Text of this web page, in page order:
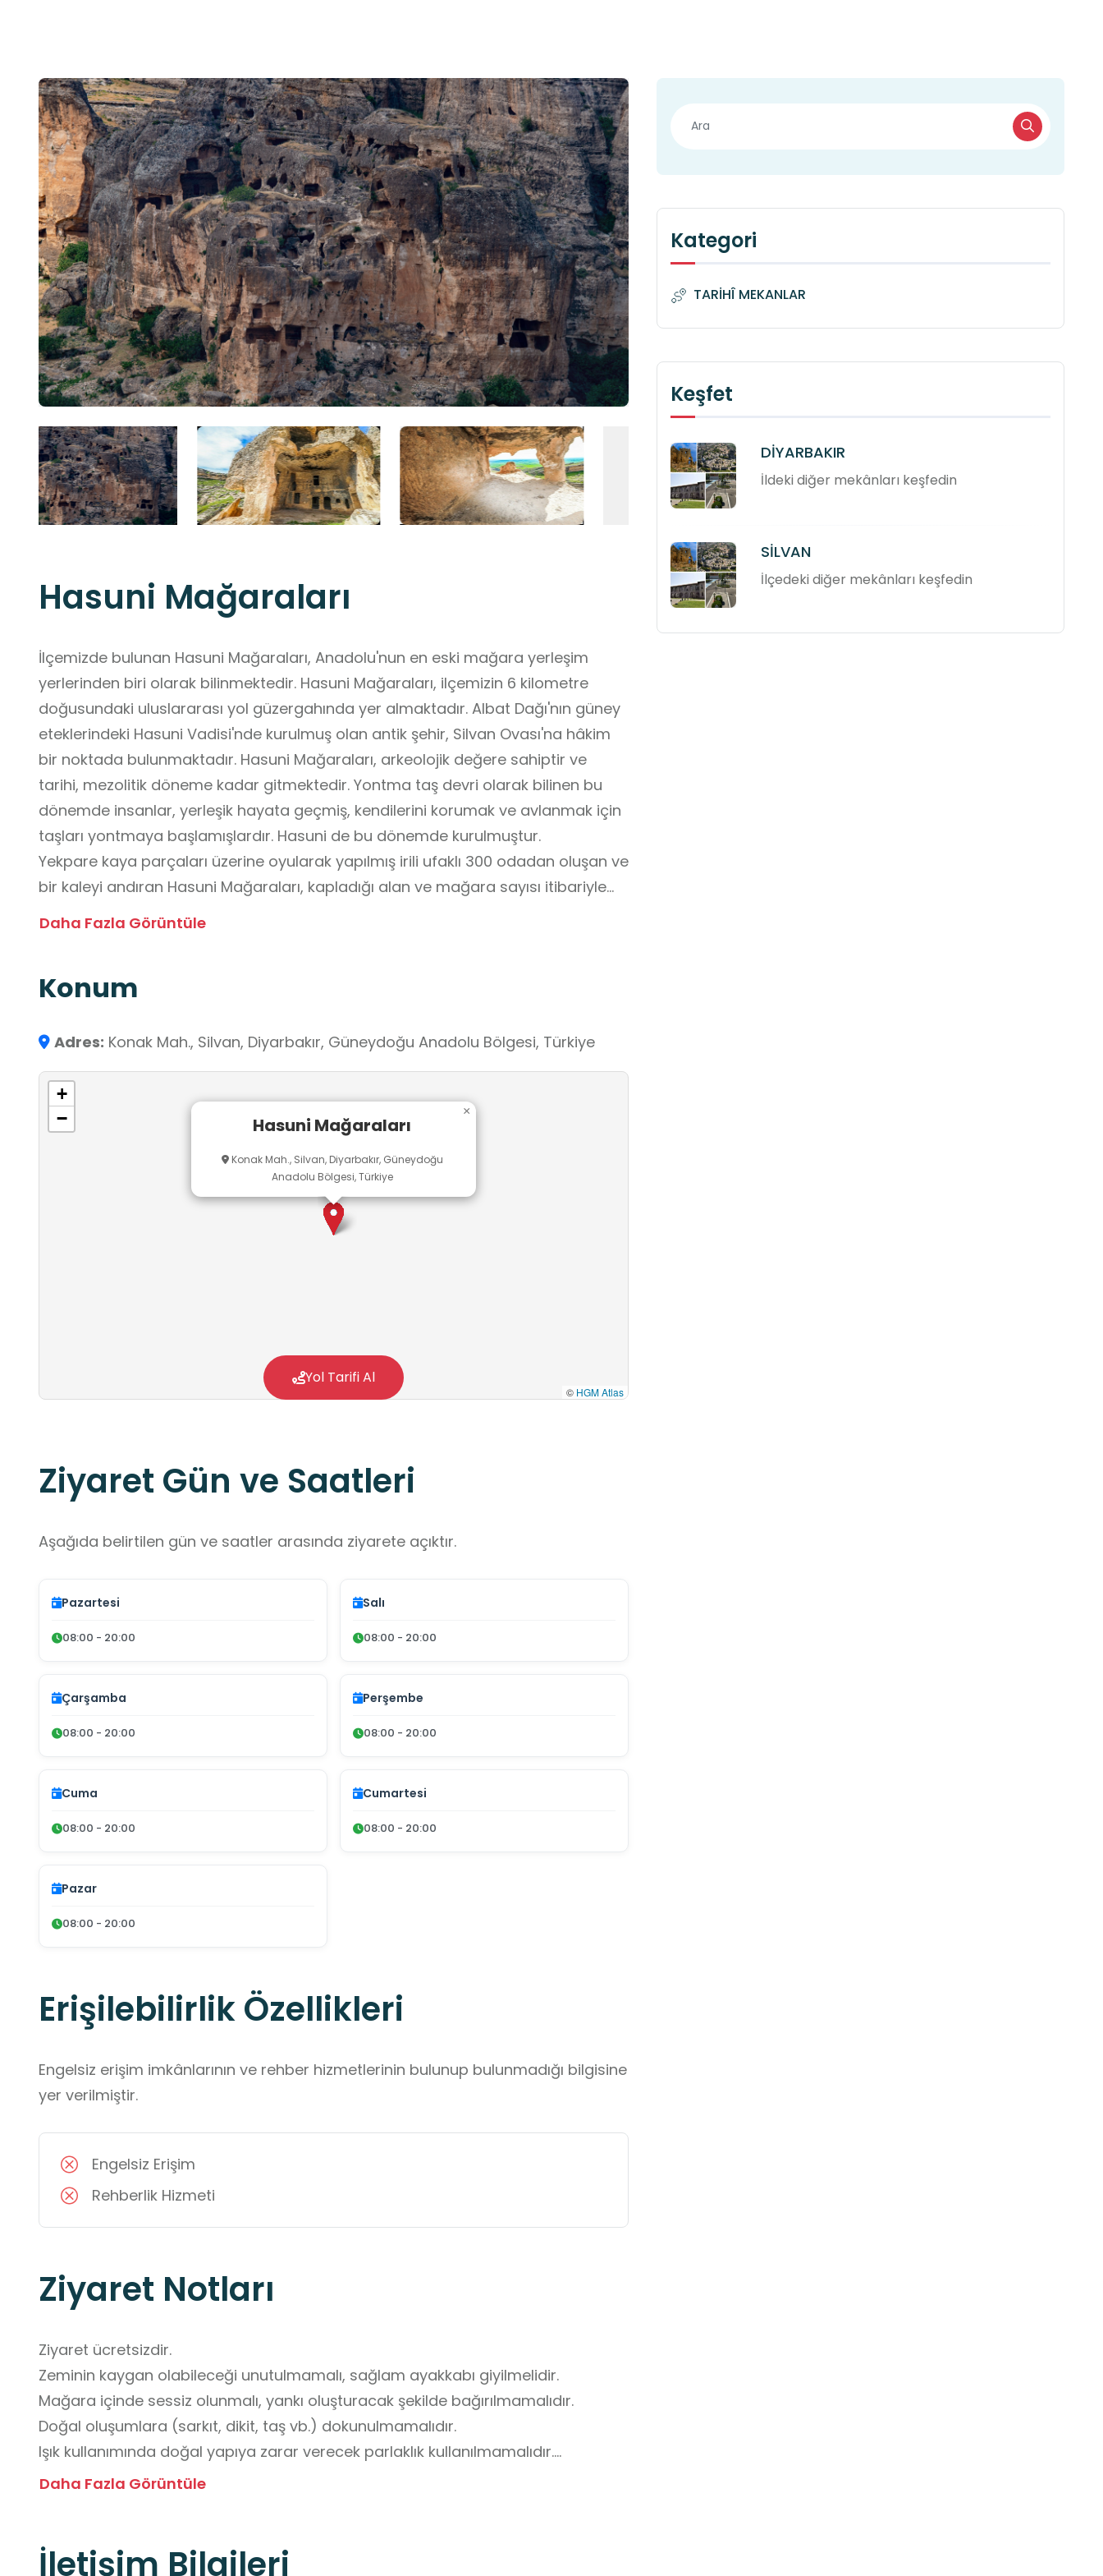
Hasuni Mağaraları
İlçemizde bulunan Hasuni Mağaraları, Anadolu'nun en eski mağara yerleşim
yerlerinden biri olarak bilinmektedir. Hasuni Mağaraları, ilçemizin 6 kilometre
doğusundaki uluslararası yol güzergahında yer almaktadır. Albat Dağı'nın güney
eteklerindeki Hasuni Vadisi'nde kurulmuş olan antik şehir, Silvan Ovası'na hâkim
bir noktada bulunmaktadır. Hasuni Mağaraları, arkeolojik değere sahiptir ve
tarihi, mezolitik döneme kadar gitmektedir. Yontma taş devri olarak bilinen bu
dönemde insanlar, yerleşik hayata geçmiş, kendilerini korumak ve avlanmak için
taşları yontmaya başlamışlardır. Hasuni de bu dönemde kurulmuştur.
Yekpare kaya parçaları üzerine oyularak yapılmış irili ufaklı 300 odadan oluşan ve
bir kaleyi andıran Hasuni Mağaraları, kapladığı alan ve mağara sayısı itibariyle
noktasında ise uzun bir taş merdivenle çıkılan ve adak yeri olarak kullanıldığı
bölümden oluşan Hasuni Kaya Kilisesi, Anadolu'daki en eski mabedlerinden biridir.
düşünülen bölümün içinde mini bir amfiye benzeyen 5 basamaklı merdiven
vardır.
Daha Fazla Görüntüle
Konum
Adres: Konak Mah., Silvan, Diyarbakır, Güneydoğu Anadolu Bölgesi, Türkiye
Hasuni Mağaraları
Konak Mah., Silvan, Diyarbakır, Güneydoğu
Anadolu Bölgesi, Türkiye
×
+
−
© HGM Atlas
Yol Tarifi Al
Ziyaret Gün ve Saatleri
Aşağıda belirtilen gün ve saatler arasında ziyarete açıktır.
Pazartesi
08:00 - 20:00
Salı
08:00 - 20:00
Çarşamba
08:00 - 20:00
Perşembe
08:00 - 20:00
Cuma
08:00 - 20:00
Cumartesi
08:00 - 20:00
Pazar
08:00 - 20:00
Erişilebilirlik Özellikleri
Engelsiz erişim imkânlarının ve rehber hizmetlerinin bulunup bulunmadığı bilgisine
yer verilmiştir.
Engelsiz Erişim
Rehberlik Hizmeti
Ziyaret Notları
Ziyaret ücretsizdir.
Zeminin kaygan olabileceği unutulmamalı, sağlam ayakkabı giyilmelidir.
Mağara içinde sessiz olunmalı, yankı oluşturacak şekilde bağırılmamalıdır.
Doğal oluşumlara (sarkıt, dikit, taş vb.) dokunulmamalıdır.
Işık kullanımında doğal yapıya zarar verecek parlaklık kullanılmamalıdır.
Yiyecek ve içecek mağara içinde tüketilmemelidir.
Daha Fazla Görüntüle
İletişim Bilgileri
Kategori
TARİHÎ MEKANLAR
Keşfet
DİYARBAKIR
İldeki diğer mekânları keşfedin
SİLVAN
İlçedeki diğer mekânları keşfedin